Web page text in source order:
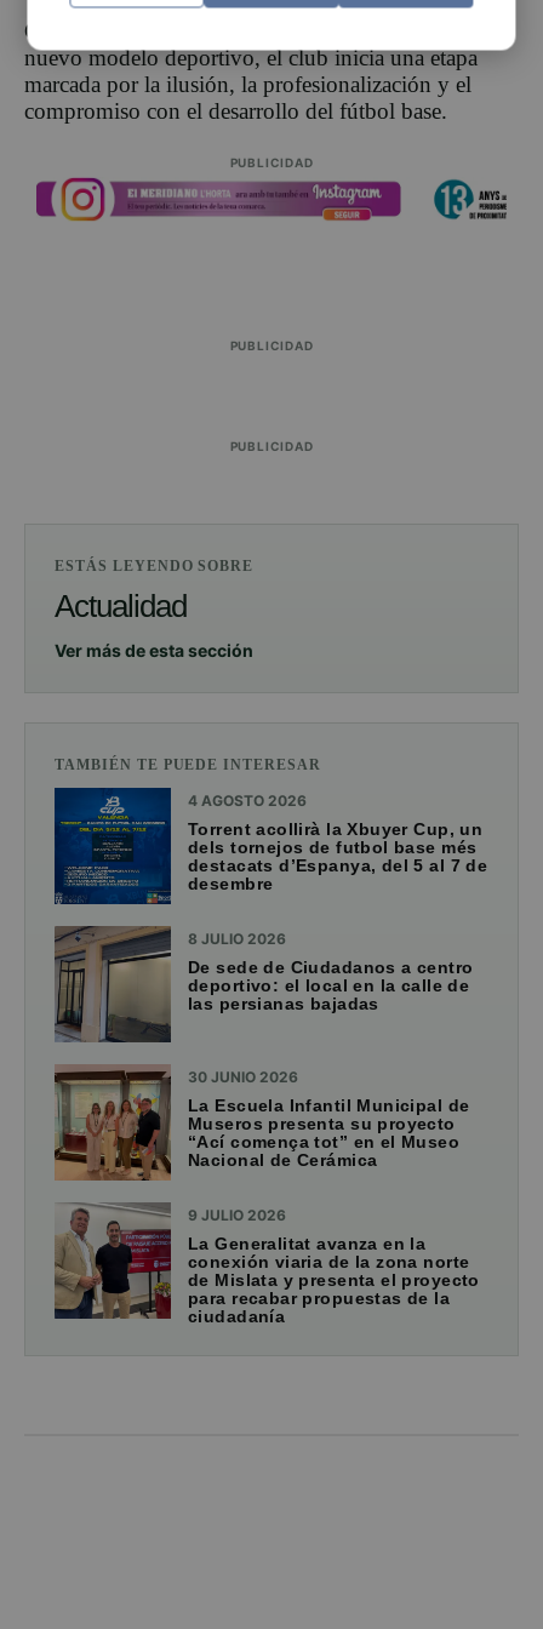
Con este relevo en la dirección y la implantación del
nuevo modelo deportivo, el club inicia una etapa
marcada por la ilusión, la profesionalización y el
compromiso con el desarrollo del fútbol base.
PUBLICIDAD
PUBLICIDAD
PUBLICIDAD
ESTÁS LEYENDO SOBRE
Actualidad
Ver más de esta sección
TAMBIÉN TE PUEDE INTERESAR
4 AGOSTO 2026
Torrent acollirà la Xbuyer Cup, un
dels tornejos de futbol base més
destacats d’Espanya, del 5 al 7 de
desembre
8 JULIO 2026
De sede de Ciudadanos a centro
deportivo: el local en la calle de
las persianas bajadas
30 JUNIO 2026
La Escuela Infantil Municipal de
Museros presenta su proyecto
“Ací comença tot” en el Museo
Nacional de Cerámica
9 JULIO 2026
La Generalitat avanza en la
conexión viaria de la zona norte
de Mislata y presenta el proyecto
para recabar propuestas de la
ciudadanía